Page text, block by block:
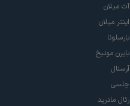
آث میلان
اینتر میلان
بارسلونا
بایرن مونیخ
آرسنال
چلسی
رئال مادرید